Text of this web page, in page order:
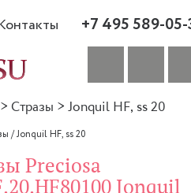
+7 495 589-
> Стразы > Jonquil HF, ss 20
/Jonquil HF, ss 20
Preciosa
Jonquil